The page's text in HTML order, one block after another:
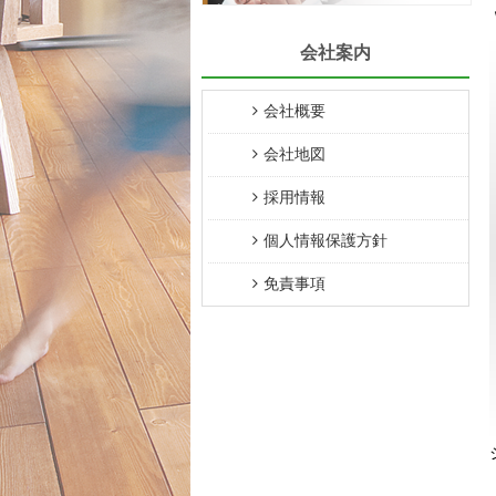
会社案内
会社概要
会社地図
採用情報
個人情報保護方針
免責事項